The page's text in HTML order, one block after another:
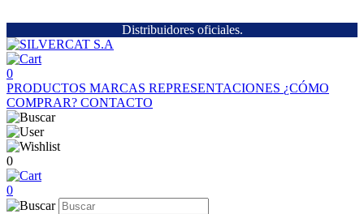
Distribuidores oficiales.
0
PRODUCTOS MARCAS REPRESENTACIONES ¿CÓMO
COMPRAR? CONTACTO
0
0